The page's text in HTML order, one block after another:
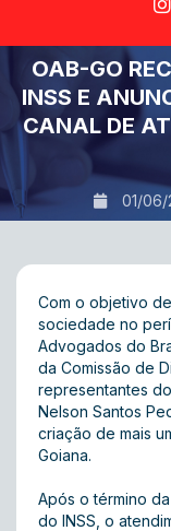
OAB-GO
INSS E
CANAL DE
01/06/
Com o objetivo
sociedade no
Advogados do
da Comissão de
representantes
Nelson Santos
criação de mais
Goiana.
Após o término
do INSS, o